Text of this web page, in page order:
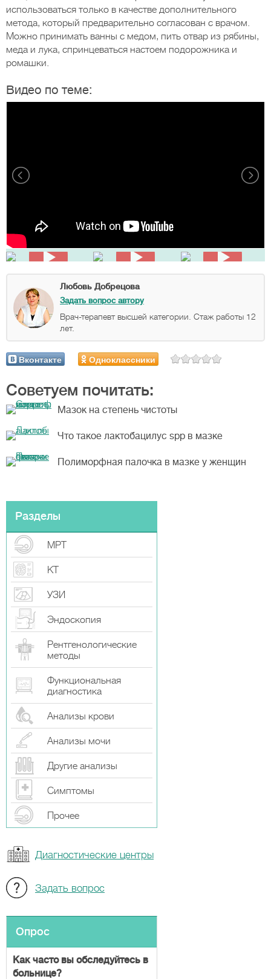
использоваться только в качестве дополнительного
метода, который предварительно согласован с врачом.
Можно принимать ванны с медом, пить отвар из рябины,
меда и лука, спринцеваться настоем подорожника и
ромашки.
Видео по теме:
Любовь Добрецова
Задать вопрос автору
Врач-терапевт высшей категории. Стаж работы 12
лет.
Вконтакте Одноклассники
Советуем почитать:
Мазок на степень чистоты
Что такое лактобацилус spp в мазке
Полиморфная палочка в мазке у женщин
Разделы
МРТ
КТ
УЗИ
Эндоскопия
Рентгенологические
методы
Функциональная
диагностика
Анализы крови
Анализы мочи
Другие анализы
Симптомы
Прочeе
Диагностические центры
Задать вопрос
Опрос
Как часто вы обследуйтесь в
больнице?